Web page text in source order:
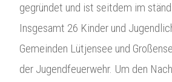
gegründet und ist seitdem im
Insgesamt 26 Kinder und
Gemeinden Lütjensee und
der Jugendfeuerwehr. Um den